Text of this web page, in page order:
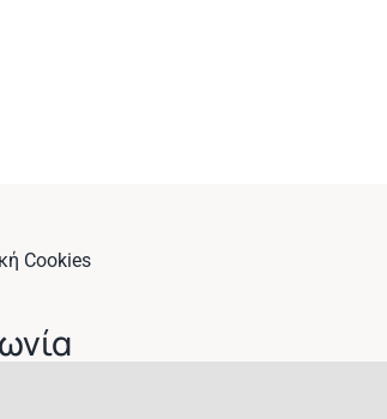
Cookies